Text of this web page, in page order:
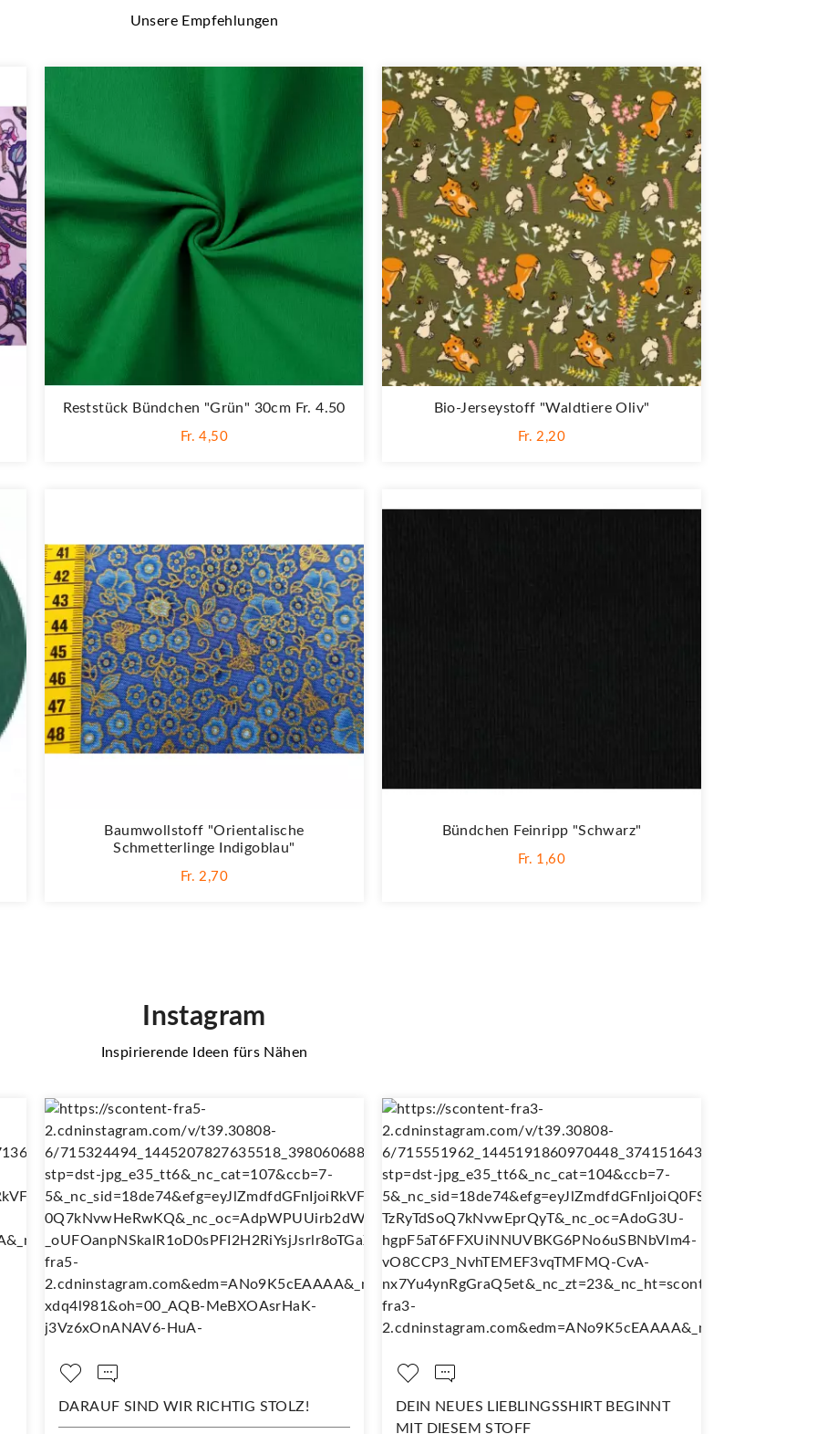
Unsere Empfehlungen
Reststück Bündchen "grün" 30cm Fr. 4.50
Fr. 4,50
Baumwollstoff "Orientalische
Schmetterlinge Indigoblau"
Fr. 2,70
Bio-Jerseystoff "Waldtiere Oliv"
Fr. 2,20
Bündchen Feinripp "Schwarz"
Fr. 1,60
Instagram
Inspirierende Ideen fürs Nähen
STOLZ!
DEIN NEUES LIEBLINGSSHIRT BEGINNT
MIT DIESEM STOFF
NÄH DIR DEINEN EIGENEN